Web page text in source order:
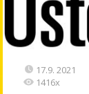
17.9. 2021
1416x